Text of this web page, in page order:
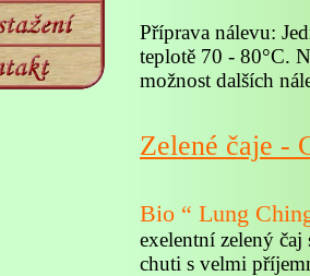
Příprava nálevu:
teplotě 70 - 80°C.
možnost dalších
Zelené čaje -
Bio “ Lung
exelentní zelený
chuti s velmi